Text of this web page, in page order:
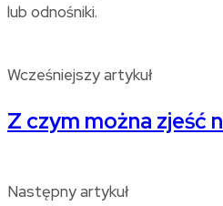
lub odnośniki.
Wcześniejszy artykuł
Z czym można zjeść
Następny artykuł